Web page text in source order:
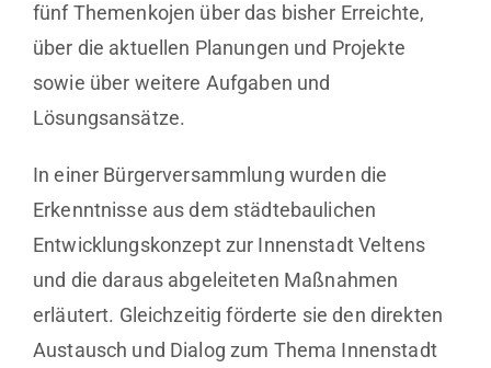
fünf Themenkojen über das bisher Erreichte,
über die aktuellen Planungen und Projekte
sowie über weitere Aufgaben und
Lösungsansätze.
In einer Bürgerversammlung wurden die
Erkenntnisse aus dem städtebaulichen
Entwicklungskonzept zur Innenstadt Veltens
und die daraus abgeleiteten Maßnahmen
erläutert. Gleichzeitig förderte sie den direkten
Austausch und Dialog zum Thema Innenstadt